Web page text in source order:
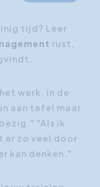
tijd? Leer
rust,
werk, in de
aan tafel maar
"Als ik
er zo veel door
kan denken."